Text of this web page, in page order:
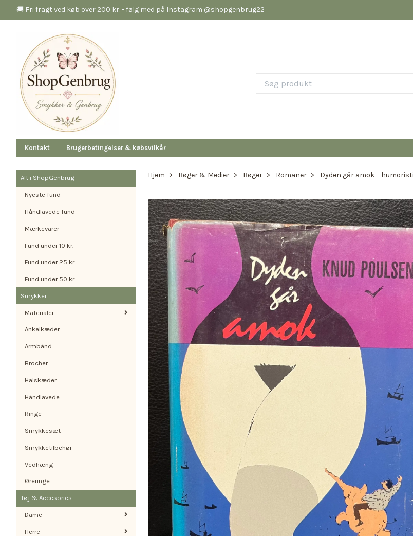
🚚 Fri fragt ved køb over 200 kr. - følg med på Instagram @shopgenbrug22
Kontakt Brugerbetingelser & købsvilkår
Alt i ShopGenbrug
Nyeste fund
Håndlavede fund
Mærkevarer
Fund under 10 kr.
Fund under 25 kr.
Fund under 50 kr.
Smykker
Materialer
Ankelkæder
Armbånd
Brocher
Halskæder
Håndlavede
Ringe
Smykkesæt
Smykketilbehør
Vedhæng
Øreringe
Tøj & Accesories
Dame
Herre
Hjem Bøger & Medier Bøger Romaner Dyden går amok –